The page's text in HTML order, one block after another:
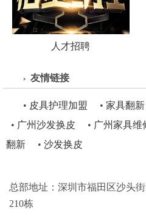
人才招聘
友情链接
• 皮具护理加盟 • 家具翻新
• 广州沙发换皮 • 广州家具维
翻新• 沙发换皮
总部地址：深圳市福田区沙头
210栋